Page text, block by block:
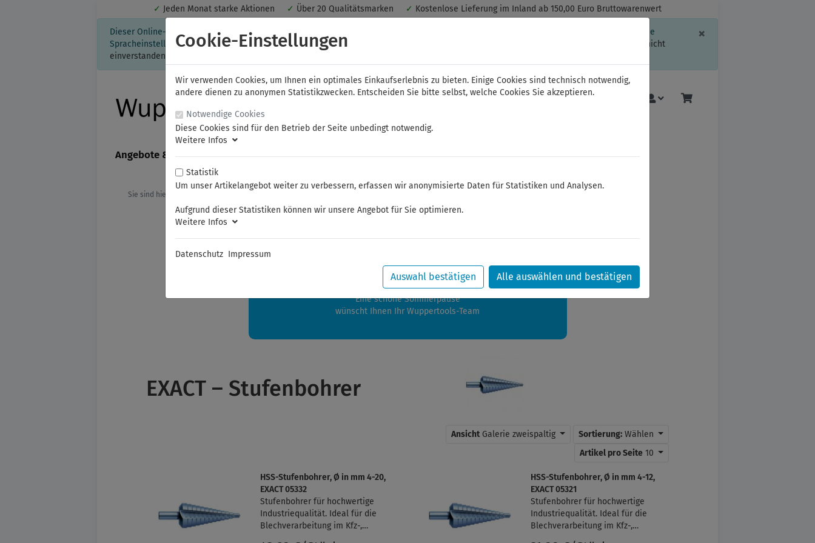
✓ Jeden Monat starke Aktionen ✓ Über 20 Qualitätsmarken ✓ Kostenlose Lieferung im Inland ab 150,00 Euro Bruttowarenwert
×
Dieser Online-Shop verwendet Cookies für ein optimales Einkaufserlebnis. Dabei werden beispielsweise die Session-Informationen oder die
Spracheinstellung auf Ihrem Rechner gespeichert. Ohne Cookies ist der Funktionsumfang des Online-Shops eingeschränkt.
Sind Sie damit nicht
einverstanden, klicken Sie bitte hier.
Angebote & Neuheiten FAMAG NWS ELORA FELO Bauer & Böcker Mehr
Sie sind hier:
Sommerferien
zwischen 28.07.2026 und 21.08.2026 machen auch wir Urlaub.
Ihre Bestellungen in diesem Zeitraum werden ab dem 24.08.2026 verschickt.
Eine schöne Sommerpause
wünscht Ihnen Ihr Wuppertools-Team
EXACT – Stufenbohrer
AnsichtGalerie zweispaltig Sortierung: Wählen
Artikel pro Seite 10
HSS-Stufenbohrer, Ø in mm 4-20,
EXACT 05332
Stufenbohrer für hochwertige
Industriequalität. Ideal für die
Blechverarbeitung im Kfz-,
HSS-Stufenbohrer, Ø in mm 4-12,
EXACT 05321
Stufenbohrer für hochwertige
Industriequalität. Ideal für die
Blechverarbeitung im Kfz-,
Cookie-Einstellungen
Wir verwenden Cookies, um Ihnen ein optimales Einkaufserlebnis zu bieten. Einige Cookies sind technisch notwendig,
andere dienen zu anonymen Statistikzwecken. Entscheiden Sie bitte selbst, welche Cookies Sie akzeptieren.
Notwendige Cookies
Diese Cookies sind für den Betrieb der Seite unbedingt notwendig.
Weitere Infos
Statistik
Um unser Artikelangebot weiter zu verbessern, erfassen wir anonymisierte Daten für Statistiken und Analysen.
Aufgrund dieser Statistiken können wir unsere Angebot für Sie optimieren.
Weitere Infos
Datenschutz Impressum
Auswahl bestätigen Alle auswählen und bestätigen